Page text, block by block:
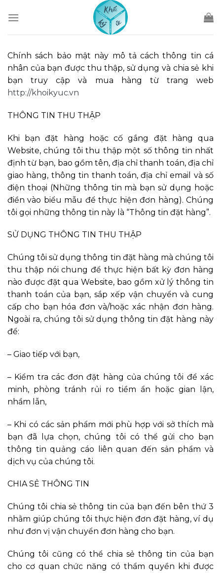
Chính sách bảo mật này mô tả cách thông tin cá
nhân của bạn được thu thập, sử dụng và chia sẻ khi
bạn truy cập và mua hàng từ trang web
http://khoikyuc.vn
THÔNG TIN THU THẬP
Khi bạn đặt hàng hoặc cố gắng đặt hàng qua
Website, chúng tôi thu thập một số thông tin nhất
định từ bạn, bao gồm tên, địa chỉ thanh toán, địa chỉ
giao hàng, thông tin thanh toán, địa chỉ email và số
điện thoại (Những thông tin mà bạn sử dụng hoặc
điền vào biểu mẫu để thực hiện đơn hàng). Chúng
tôi gọi những thông tin này là “Thông tin đặt hàng”.
SỬ DỤNG THÔNG TIN THU THẬP
Chúng tôi sử dụng thông tin đặt hàng mà chúng tôi
thu thập nói chung để thực hiện bất kỳ đơn hàng
nào được đặt qua Website, bao gồm xử lý thông tin
thanh toán của bạn, sắp xếp vận chuyển và cung
cấp cho bạn hóa đơn và/hoặc xác nhận đơn hàng.
Ngoài ra, chúng tôi sử dụng thông tin đặt hàng này
để:
– Giao tiếp với bạn,
– Kiểm tra các đơn đặt hàng của chúng tôi để xác
minh, phòng tránh rủi ro tiềm ẩn hoặc gian lận,
nhầm lẫn,
– Khi có các sản phẩm mới phù hợp với sở thích mà
bạn đã lựa chọn, chúng tôi có thể gửi cho bạn
thông tin quảng cáo liên quan đến sản phẩm và
dịch vụ của chúng tôi.
CHIA SẺ THÔNG TIN
Chúng tôi chia sẻ thông tin của bạn đến bên thứ 3
nhằm giúp chúng tôi thực hiện đơn đặt hàng, ví dụ
như đơn vị vận chuyển đơn hàng cho bạn.
Chúng tôi cũng có thể chia sẻ thông tin của bạn
cho cơ quan chức năng có thẩm quyền khi được